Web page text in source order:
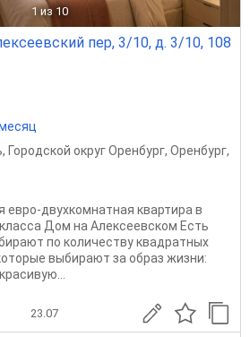
1 из 10
пер, 3/10, д. 3/10, 108
, Городской округ Оренбург, Оренбург,
евро-двухкомнатная квартира в
Дом на Алексеевском Есть
по количеству квадратных
выбирают за образ жизни:
23.07